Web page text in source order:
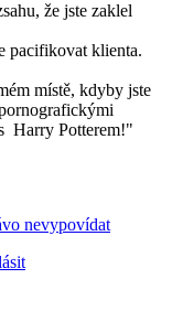
že jste zaklel
pacifikovat klienta.
místě, kdyby jste
Harry Potterem!"
nevypovídat